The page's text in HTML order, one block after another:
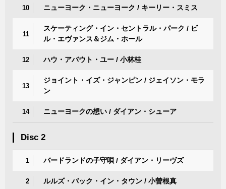
10 ニューヨーク・ニューヨーク / キーリー・スミス
11
スケーティング・イン・セントラル・パーク / ビ
ル・エヴァンス＆ジム・ホール
12 ハウ・アバウト・ユー / 小林桂
13
ジョイント・イズ・ジャンピン / ジェイソン・モラ
ン
14 ニューヨークの想い / ダイアン・シューア
Disc 2
1 バードランドの子守唄 / ダイアン・リーヴズ
2 ルルズ・バック・イン・タウン / 小曽根真